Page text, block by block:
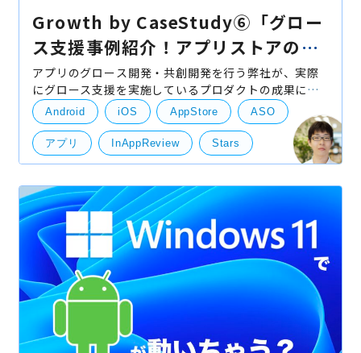
Growth by CaseStudy⑥「グロー
ス支援事例紹介！アプリストアの評
価を上げるための方法とは！？」
アプリのグロース開発・共創開発を行う弊社が、実際
にグロース支援を実施しているプロダクトの成果につ
いて1つの事例をご紹介させていただきます。 グロー
ス開発・共創開発とは？ まず、「グロース開発・
Android iOS AppStore ASO
アプリ InAppReview Stars
ストア評価 レビュー
分析・アナリティクス Stars（スターズ）
運用保守・マーケティング